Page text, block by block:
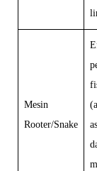
Mesin
Rooter/Snake